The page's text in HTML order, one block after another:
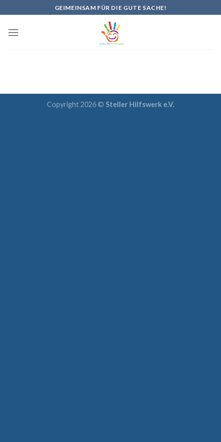
to
content
GEIMEINSAM FÜR DIE GUTE SACHE!
Copyright 2026 © Steller Hilfswerk e.V.